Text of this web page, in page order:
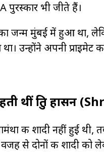
पुरस्कार भी जीते हैं।
जन्म मुंबई में हुआ था,
उन्होंने अपनी प्राइमेट
थीं श्रुति हासन
की शादी नहीं हुई थी,
वजह से दोनों की शादी